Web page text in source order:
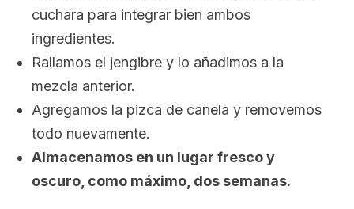
cuchara para integrar bien ambos
ingredientes.
Rallamos el jengibre y lo añadimos a la
mezcla anterior.
Agregamos la pizca de canela y removemos
todo nuevamente.
Almacenamos en un lugar fresco y
oscuro, como máximo, dos semanas.